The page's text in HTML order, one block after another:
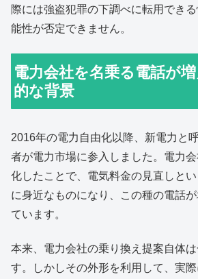
際には強盗犯罪の下調べに転用でき
能性が否定できません。
電力会社を名乗る電話が
的な背景
2016年の電力自由化以降、新電力と
者が電力市場に参入しました。電力
化したことで、電気料金の見直しと
に身近なものになり、この種の電話
ています。
本来、電力会社の乗り換え提案自体
す。しかしその外形を利用して、実